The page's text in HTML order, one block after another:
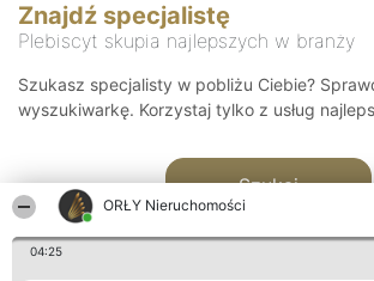
ORŁY Nieruchomości
04:25
Znajdź specjalistę
Plebiscyt skupia najlepszych w branży
Szukasz specjalisty w pobliżu Ciebie?
wyszukiwarkę. Korzystaj tylko z usług
Szukaj